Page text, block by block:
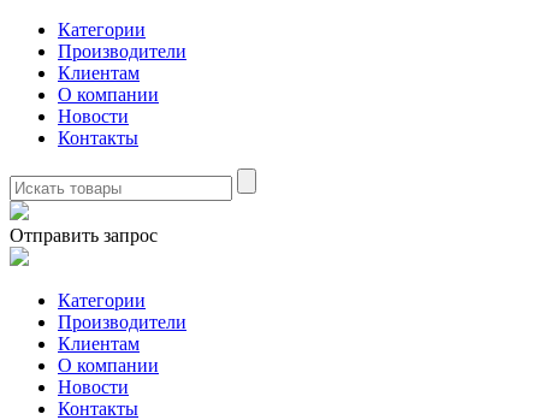
Категории
Производители
Клиентам
О компании
Новости
Контакты
Отправить запрос
Категории
Производители
Клиентам
О компании
Новости
Контакты